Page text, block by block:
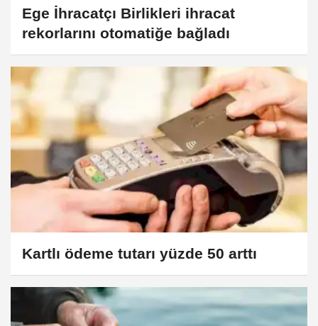
Ege İhracatçı Birlikleri ihracat
rekorlarını otomatiğe bağladı
Kartlı ödeme tutarı yüzde 50 arttı